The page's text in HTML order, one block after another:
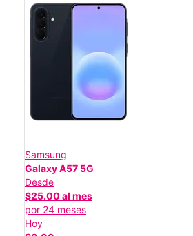
Samsung
Galaxy A57 5G
Desde
$25.00 al mes
por 24 meses
Hoy